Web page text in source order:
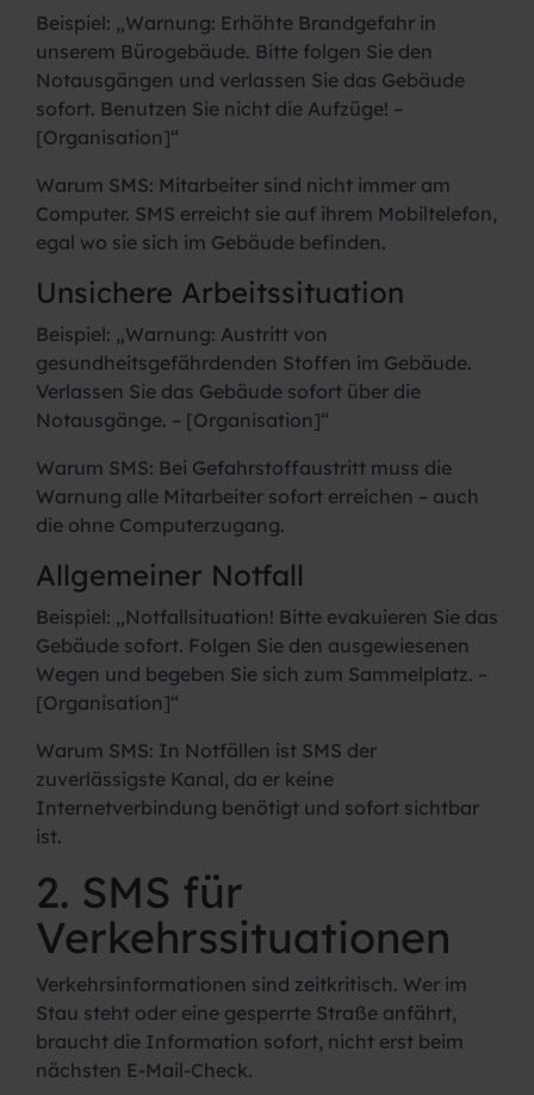
Beispiel: „Warnung: Erhöhte Brandgefahr in
unserem Bürogebäude. Bitte folgen Sie den
Notausgängen und verlassen Sie das Gebäude
sofort. Benutzen Sie nicht die Aufzüge! –
[Organisation]“
Warum SMS: Mitarbeiter sind nicht immer am
Computer. SMS erreicht sie auf ihrem Mobiltelefon,
egal wo sie sich im Gebäude befinden.
Unsichere Arbeitssituation
Beispiel: „Warnung: Austritt von
gesundheitsgefährdenden Stoffen im Gebäude.
Verlassen Sie das Gebäude sofort über die
Notausgänge. – [Organisation]“
Warum SMS: Bei Gefahrstoffaustritt muss die
Warnung alle Mitarbeiter sofort erreichen – auch
die ohne Computerzugang.
Allgemeiner Notfall
Beispiel: „Notfallsituation! Bitte evakuieren Sie das
Gebäude sofort. Folgen Sie den ausgewiesenen
Wegen und begeben Sie sich zum Sammelplatz. –
[Organisation]“
Warum SMS: In Notfällen ist SMS der
zuverlässigste Kanal, da er keine
Internetverbindung benötigt und sofort sichtbar
ist.
2. SMS für
Verkehrssituationen
Verkehrsinformationen sind zeitkritisch. Wer im
Stau steht oder eine gesperrte Straße anfährt,
braucht die Information sofort, nicht erst beim
nächsten E-Mail-Check.